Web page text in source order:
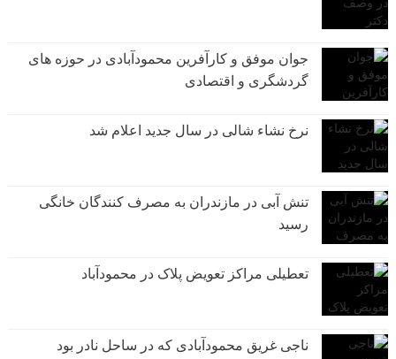
جوان موفق و کارآفرین محمودآبادی در حوزه های
گردشگری و اقتصادی
نرخ نشاء شالی در سال جدید اعلام شد
تنش آبی در مازندران به مصرف كنندگان خانگی
رسيد
تعطیلی مراکز تعویض پلاک در محمودآباد
ناجی غریق محمودآبادی که در ساحل نادر بود